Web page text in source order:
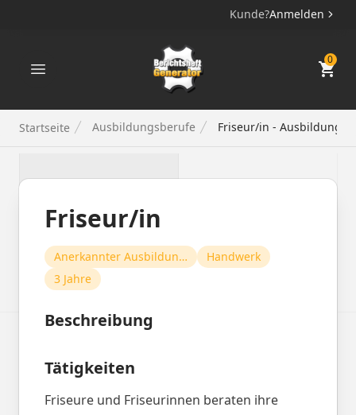
Kunde?Anmelden
Berichtsheft Generator 0
Startseite Ausbildungsberufe Friseur/in -
Friseur/in
Anerkannter Ausbildungsberuf
Handwerk
3 Jahre
Beschreibung
Tätigkeiten
Friseure und Friseurinnen beraten ihre